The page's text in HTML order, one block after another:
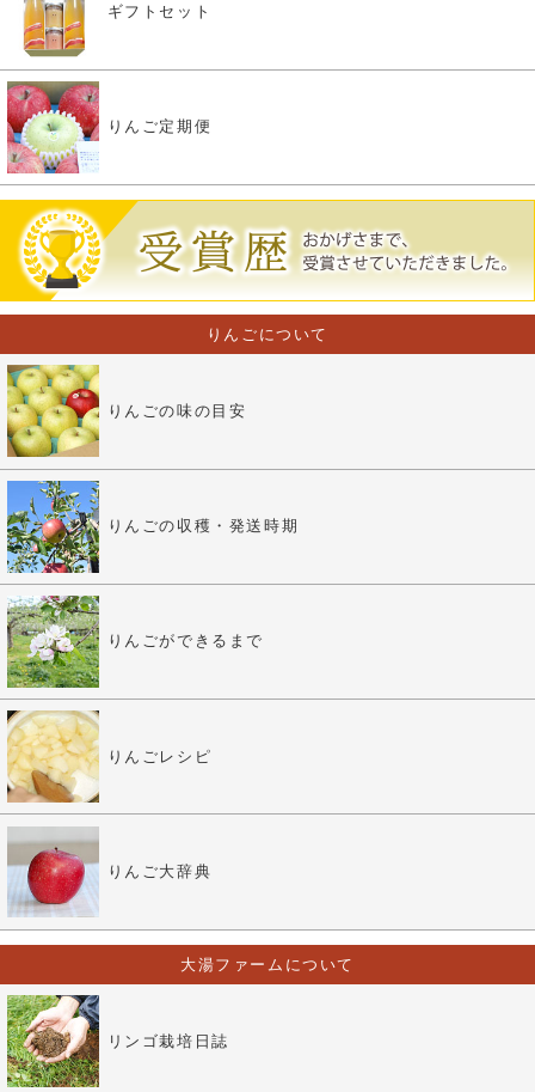
ギフトセット
りんご定期便
りんごについて
りんごの味の目安
りんごの収穫・発送時期
りんごができるまで
りんごレシピ
りんご大辞典
大湯ファームについて
リンゴ栽培日誌